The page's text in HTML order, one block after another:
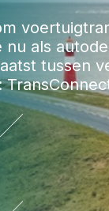
als
tussen